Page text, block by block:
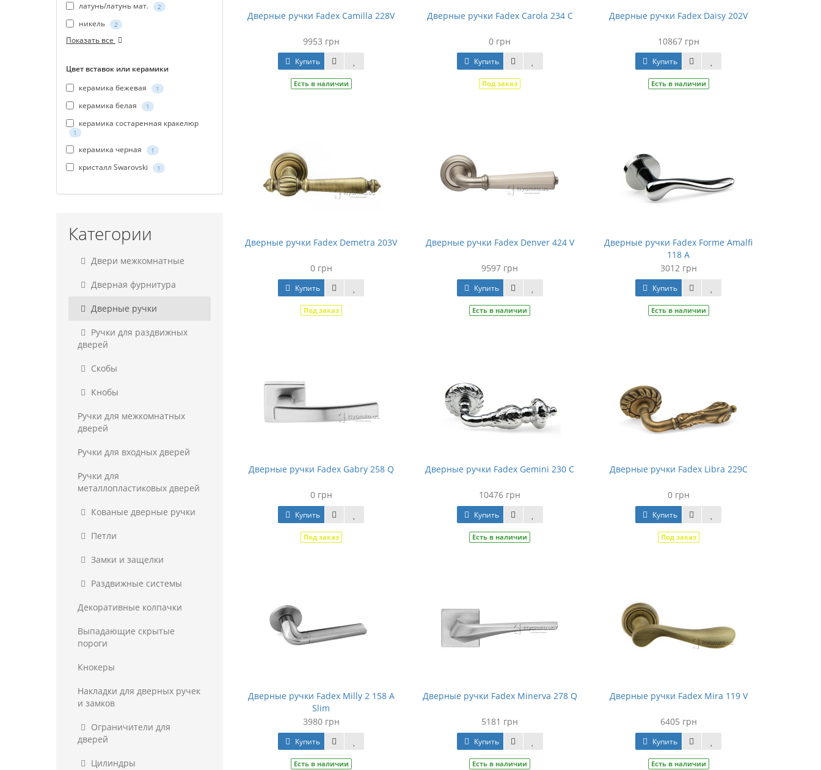
латунь/латунь мат. 2
никель 2
Показать все
Цвет вставок или керамики
керамика бежевая
1
керамика белая 1
керамика состаренная кракелюр
1
керамика черная 1
кристалл Swarovski 1
Категории
Двери межкомнатные
Дверная фурнитура
Дверные ручки
Ручки для раздвижных
дверей
Скобы
Кнобы
Ручки для межкомнатных
дверей
Ручки для входных дверей
Ручки для
металлопластиковых дверей
Кованые дверные ручки
Петли
Замки и защелки
Раздвижные системы
Декоративные колпачки
Выпадающие скрытые
пороги
Кнокеры
Накладки для дверных ручек
и замков
Ограничители для
дверей
Цилиндры
Дверные ручки Fadex Camilla 228V
9953 грн
Купить
Есть в наличии
Дверные ручки Fadex Carola 234 C
0 грн
Купить
Под заказ
Дверные ручки Fadex Daisy 202V
10867 грн
Купить
Есть в наличии
Дверные ручки Fadex Demetra 203V
0 грн
Купить
Под заказ
Дверные ручки Fadex Denver 424 V
9597 грн
Купить
Есть в наличии
Дверные ручки Fadex Forme Amalfi
118 A
3012 грн
Купить
Есть в наличии
Дверные ручки Fadex Gabry 258 Q
0 грн
Купить
Под заказ
Дверные ручки Fadex Gemini 230 C
10476 грн
Купить
Есть в наличии
Дверные ручки Fadex Libra 229C
0 грн
Купить
Под заказ
Дверные ручки Fadex Milly 2 158 A
Slim
3980 грн
Купить
Есть в наличии
Дверные ручки Fadex Minerva 278 Q
5181 грн
Купить
Есть в наличии
Дверные ручки Fadex Mira 119 V
6405 грн
Купить
Есть в наличии